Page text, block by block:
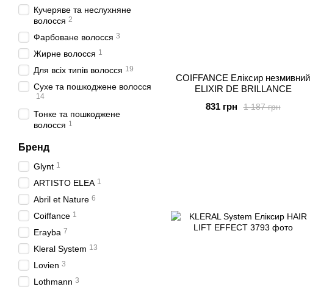
COIFFANCE Еліксир незмивний
ELIXIR DE BRILLANCE
1 187 грн
831 грн
Кучеряве та неслухняне
волосся 2
Фарбоване волосся 3
Жирне волосся 1
Для всіх типів волосся 19
Сухе та пошкоджене волосся
14
Тонке та пошкоджене
волосся 1
Бренд
Glynt 1
ARTISTO ELEA 1
Abril et Nature 6
Coiffance 1
Erayba 7
Kleral System 13
Lovien 3
Lothmann 3